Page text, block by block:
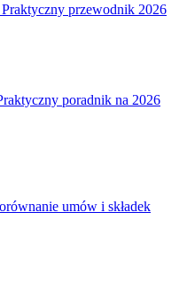
przewodnik 2026
poradnik na 2026
umów i składek